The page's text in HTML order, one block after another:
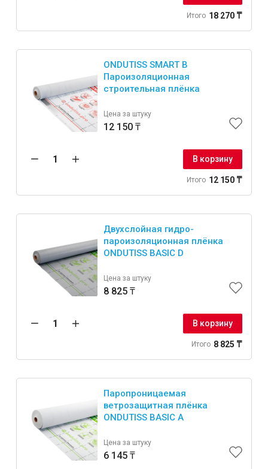
Итого 18 270 ₸
ONDUTISS SMART B
Пароизоляционная
строительная плёнка
Цена за штуку
12 150 ₸
В корзину
Итого 12 150 ₸
Двухслойная гидро-
пароизоляционная плёнка
ONDUTISS BASIC D
Цена за штуку
8 825 ₸
В корзину
Итого 8 825 ₸
Паропроницаемая
ветрозащитная плёнка
ONDUTISS BASIC A
Цена за штуку
6 145 ₸